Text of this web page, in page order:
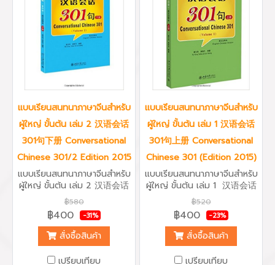
แบบเรียนสนทนาภาษาจีนสำหรับ
ผู้ใหญ่ ขั้นต้น เล่ม 2 汉语会话
301句下册 Conversational
Chinese 301/2 Edition 2015
แบบเรียนสนทนาภาษาจีนสำหรับ
ผู้ใหญ่ ขั้นต้น เล่ม 2 汉语会话
301句下册 Conversational
Chinese 301/2 Edition 2015
หนังสือเรียนภาษาจีนสำหรับ
ผู้ใหญ่ ขั้นต้น เล่ม 2 汉语会话
301句 (下册) จากมหาวิทยาลัย
ภาษาและวัฒนธรรมปักกิ่ง
฿580
฿400 -31%
สั่งซื้อสินค้า
เปรียบเทียบ
แบบเรียนสนทนาภาษาจีนสำหรับ
ผู้ใหญ่ ขั้นต้น เล่ม 1 汉语会话
301句上册 Conversational
Chinese 301 (Edition 2015)
แบบเรียนสนทนาภาษาจีนสำหรับ
ผู้ใหญ่ ขั้นต้น เล่ม 1 汉语会话
301句上册 Conversational
Chinese 301 (Edition 2015)
แบบเรียนสนทนาภาษาจีนสำหรับ
ผู้ใหญ่ ขั้นต้น เล่ม 1 汉语会话
301句上册 จากมหาวิทยาลัย
ภาษาและวัฒนธรรมปักกิ่ง
฿520
฿400 -23%
สั่งซื้อสินค้า
เปรียบเทียบ